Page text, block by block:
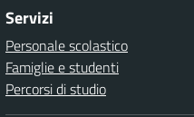
Servizi
Personale scolastico
Famiglie e studenti
Percorsi di studio